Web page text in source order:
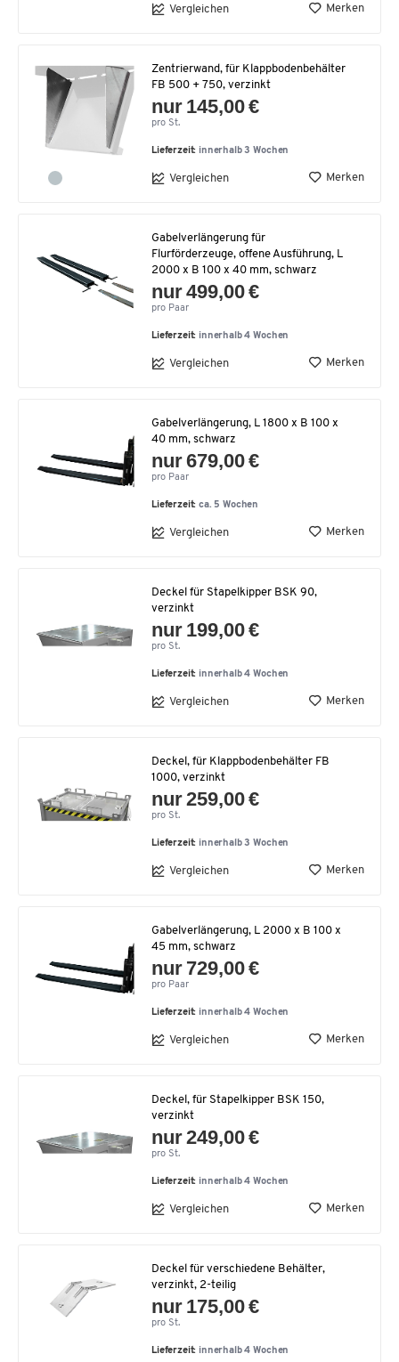
Vergleichen Merken
Zentrierwand, für Klappbodenbehälter
FB 500 + 750, verzinkt
nur 145,00 €
pro St.
Lieferzeit: innerhalb 3 Wochen
Vergleichen Merken
Gabelverlängerung für
Flurförderzeuge, offene Ausführung, L
2000 x B 100 x 40 mm, schwarz
nur 499,00 €
pro Paar
Lieferzeit: innerhalb 4 Wochen
Vergleichen Merken
Gabelverlängerung, L 1800 x B 100 x
40 mm, schwarz
nur 679,00 €
pro Paar
Lieferzeit:ca. 5 Wochen
Vergleichen Merken
Deckel für Stapelkipper BSK 90,
verzinkt
nur 199,00 €
pro St.
Lieferzeit: innerhalb 4 Wochen
Vergleichen Merken
Deckel, für Klappbodenbehälter FB
1000, verzinkt
nur 259,00 €
pro St.
Lieferzeit: innerhalb 3 Wochen
Vergleichen Merken
Gabelverlängerung, L 2000 x B 100 x
45 mm, schwarz
nur 729,00 €
pro Paar
Lieferzeit: innerhalb 4 Wochen
Vergleichen Merken
Deckel, für Stapelkipper BSK 150,
verzinkt
nur 249,00 €
pro St.
Lieferzeit: innerhalb 4 Wochen
Vergleichen Merken
Deckel für verschiedene Behälter,
verzinkt, 2-teilig
nur 175,00 €
pro St.
Lieferzeit: innerhalb 4 Wochen